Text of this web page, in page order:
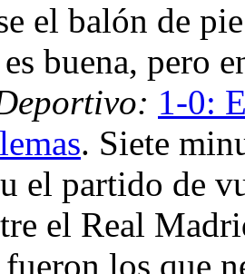
el balón de
buena, pero
1-0:
. Siete
el partido de
el Real
los que